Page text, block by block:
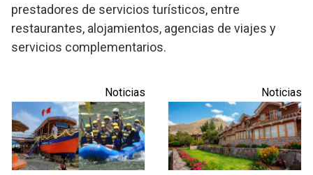
prestadores de servicios turísticos, entre
restaurantes, alojamientos, agencias de viajes y
servicios complementarios.
Noticias Noticias